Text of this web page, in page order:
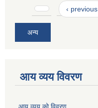
Pages ‹ previous
अन्य
आय व्यय विवरण